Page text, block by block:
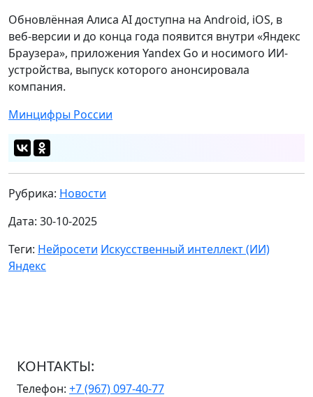
Обновлённая Алиса AI доступна на Android, iOS, в
веб-версии и до конца года появится внутри «Яндекс
Браузера», приложения Yandex Go и носимого ИИ-
устройства, выпуск которого анонсировала
компания.
Минцифры России
Рубрика: Новости
Дата: 30-10-2025
Теги: Нейросети Искусственный интеллект (ИИ)
Яндекс
КОНТАКТЫ:
Телефон: +7 (967) 097-40-77